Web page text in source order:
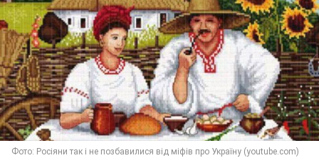
Фото: Росіяни так і не позбавилися від міфів про Україну (youtube.com)